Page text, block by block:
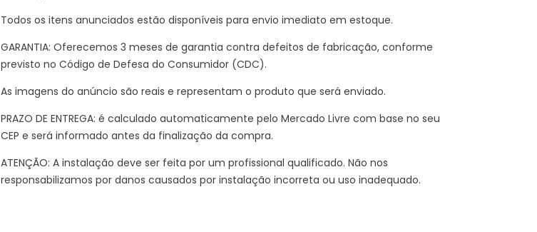
Todos os itens anunciados estão disponíveis para envio imediato em estoque.
GARANTIA: Oferecemos 3 meses de garantia contra defeitos de fabricação, conforme
previsto no Código de Defesa do Consumidor (CDC).
As imagens do anúncio são reais e representam o produto que será enviado.
PRAZO DE ENTREGA: é calculado automaticamente pelo Mercado Livre com base no seu
CEP e será informado antes da finalização da compra.
ATENÇÃO: A instalação deve ser feita por um profissional qualificado. Não nos
responsabilizamos por danos causados por instalação incorreta ou uso inadequado.